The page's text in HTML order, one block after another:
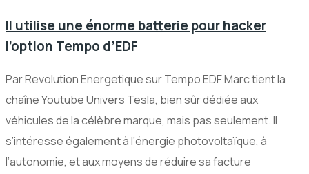
Il utilise une énorme batterie pour hacker
l’option Tempo d’EDF
Par Revolution Energetique sur Tempo EDF Marc tient la
chaîne Youtube Univers Tesla, bien sûr dédiée aux
véhicules de la célèbre marque, mais pas seulement. Il
s’intéresse également à l’énergie photovoltaïque, à
l’autonomie, et aux moyens de réduire sa facture